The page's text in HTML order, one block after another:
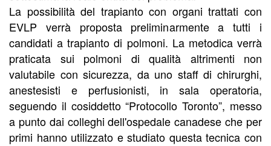
La possibilità del trapianto con organi trattati con
EVLP verrà proposta preliminarmente a tutti i
candidati a trapianto di polmoni. La metodica verrà
praticata sui polmoni di qualità altrimenti non
valutabile con sicurezza, da uno staff di chirurghi,
anestesisti e perfusionisti, in sala operatoria,
seguendo il cosiddetto “Protocollo Toronto”, messo
a punto dai colleghi dell'ospedale canadese che per
primi hanno utilizzato e studiato questa tecnica con